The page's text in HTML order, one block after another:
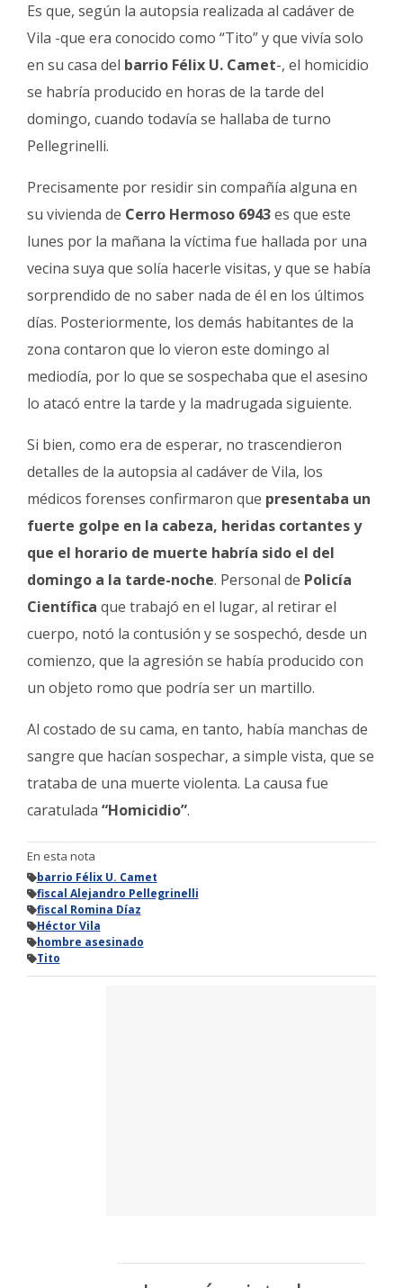
Es que, según la autopsia realizada al cadáver de
Vila -que era conocido como “Tito” y que vivía solo
en su casa del barrio Félix U. Camet-, el homicidio
se habría producido en horas de la tarde del
domingo, cuando todavía se hallaba de turno
Pellegrinelli.
Precisamente por residir sin compañía alguna en
su vivienda de Cerro Hermoso 6943es que este
lunes por la mañana la víctima fue hallada por una
vecina suya que solía hacerle visitas, y que se había
sorprendido de no saber nada de él en los últimos
días. Posteriormente, los demás habitantes de la
zona contaron que lo vieron este domingo al
mediodía, por lo que se sospechaba que el asesino
lo atacó entre la tarde y la madrugada siguiente.
Si bien, como era de esperar, no trascendieron
detalles de la autopsia al cadáver de Vila, los
médicos forenses confirmaron que presentaba un
fuerte golpe en la cabeza, heridas cortantes y
que el horario de muerte habría sido el del
domingo a la tarde-noche. Personal de Policía
Científica que trabajó en el lugar, al retirar el
cuerpo, notó la contusión y se sospechó, desde un
comienzo, que la agresión se había producido con
un objeto romo que podría ser un martillo.
Al costado de su cama, en tanto, había manchas de
sangre que hacían sospechar, a simple vista, que se
trataba de una muerte violenta. La causa fue
caratulada “Homicidio”.
En esta nota
barrio Félix U. Camet
fiscal Alejandro Pellegrinelli
fiscal Romina Díaz
Héctor Vila
hombre asesinado
Tito